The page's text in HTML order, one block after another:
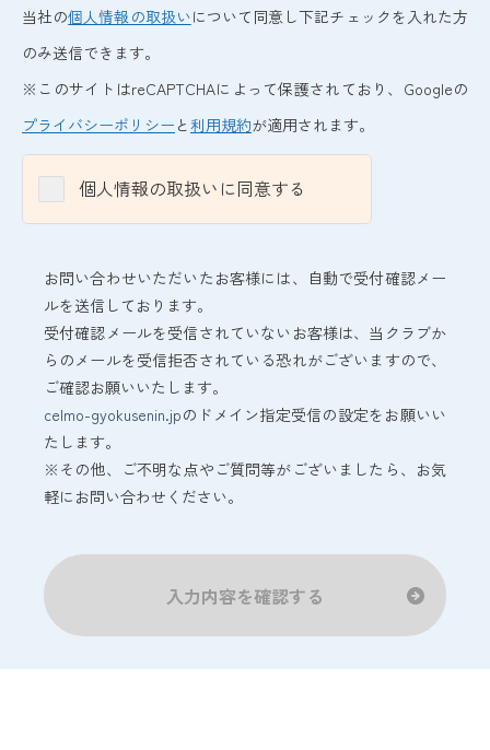
当社の個人情報の取扱いについて同意し下記チェックを入れた方
のみ送信できます。
※このサイトはreCAPTCHAによって保護されており、Googleの
プライバシーポリシー と利用規約が適用されます。
個人情報の取扱いに同意する
お問い合わせいただいたお客様には、自動で受付確認メー
ルを送信しております。
受付確認メールを受信されていないお客様は、当クラブか
らのメールを受信拒否されている恐れがございますので、
ご確認お願いいたします。
celmo-gyokusenin.jpのドメイン指定受信の設定をお願いい
たします。
※その他、ご不明な点やご質問等がございましたら、お気
軽にお問い合わせください。